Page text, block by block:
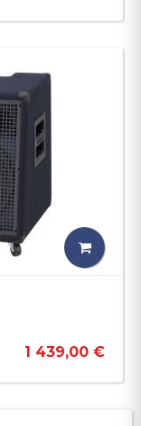
1 439,00 €